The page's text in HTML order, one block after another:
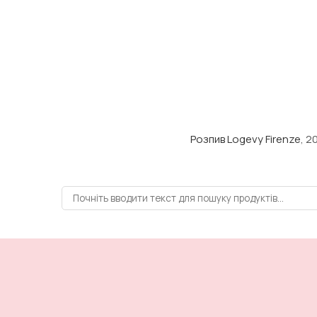
Розпив Logevy Firenze,